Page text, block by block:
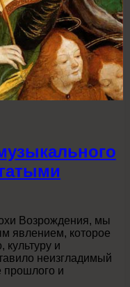
Возрождения, мы
явлением, которое
культуру и
неизгладимый
прошлого и